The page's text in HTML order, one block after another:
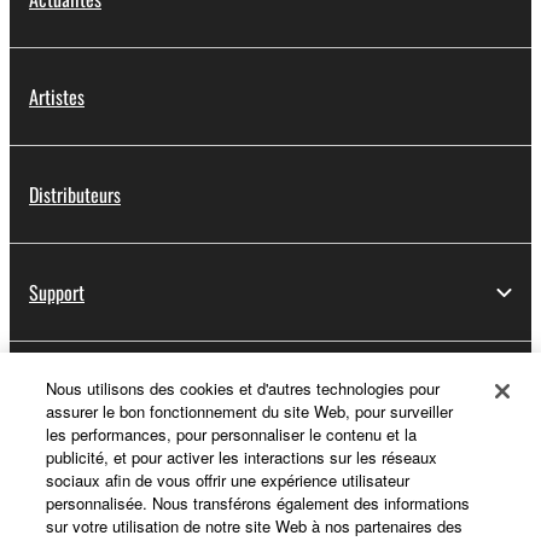
Artistes
Distributeurs
Support
Yamaha Music ID - Enregistrement
A propos de Yamaha
Nous utilisons des cookies et d'autres technologies pour
assurer le bon fonctionnement du site Web, pour surveiller
les performances, pour personnaliser le contenu et la
publicité, et pour activer les interactions sur les réseaux
sociaux afin de vous offrir une expérience utilisateur
personnalisée. Nous transférons également des informations
sur votre utilisation de notre site Web à nos partenaires des